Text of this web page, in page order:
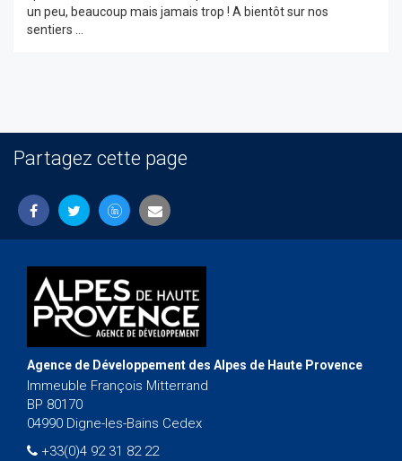
un peu, beaucoup mais jamais trop ! A bientôt sur nos
sentiers ...
Partagez cette page
Agence de Développement des Alpes de Haute Provence
Immeuble François Mitterrand
BP 80170
04990 Digne-les-Bains Cedex
+33(0)4 92 31 82 22